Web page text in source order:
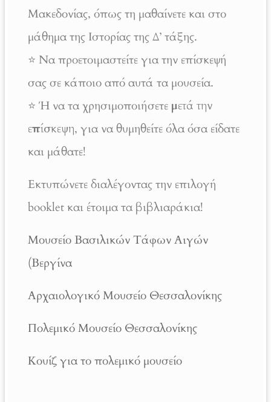
Μακεδονίας, όπως τη μαθαίνετε και στο
μάθημα της Ιστορίας της Δ’ τάξης.
⭐ Να προετοιμαστείτε για την επίσκεψή
σας σε κάποιο από αυτά τα μουσεία.
⭐ Ή να τα χρησιμοποιήσετε μετά την
επίσκεψη, για να θυμηθείτε όλα όσα είδατε
και μάθατε!
Εκτυπώνετε διαλέγοντας την επιλογή
booklet και έτοιμα τα βιβλιαράκια!
Μουσείο Βασιλικών Τάφων Αιγών
(Βεργίνα
Αρχαιολογικό Μουσείο Θεσσαλονίκης
Πολεμικό Μουσείο Θεσσαλονίκης
Κουίζ για το πολεμικό μουσείο